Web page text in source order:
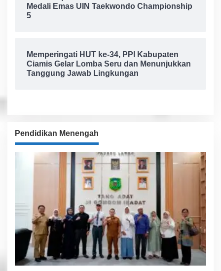
Medali Emas UIN Taekwondo Championship
5
Memperingati HUT ke-34, PPI Kabupaten
Ciamis Gelar Lomba Seru dan Menunjukkan
Tanggung Jawab Lingkungan
Pendidikan Menengah